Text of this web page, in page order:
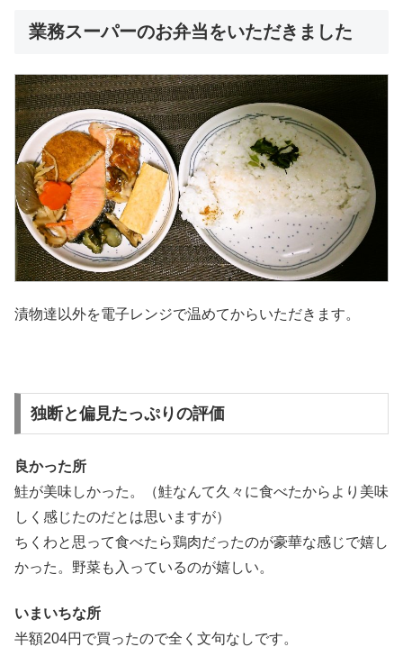
業務スーパーのお弁当をいただきました
漬物達以外を電子レンジで温めてからいただきます。
独断と偏見たっぷりの評価
良かった所
鮭が美味しかった。（鮭なんて久々に食べたからより美味
しく感じたのだとは思いますが）
ちくわと思って食べたら鶏肉だったのが豪華な感じで嬉し
かった。野菜も入っているのが嬉しい。
いまいちな所
半額204円で買ったので全く文句なしです。